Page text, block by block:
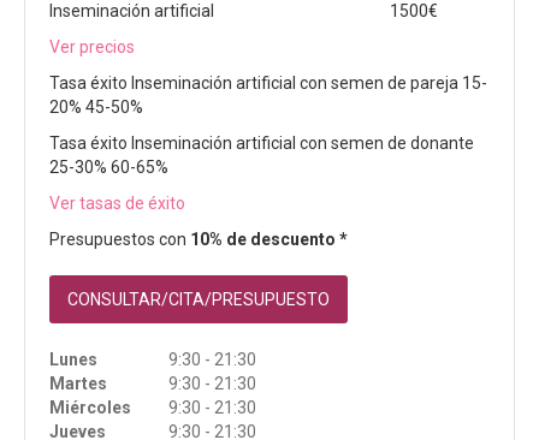
Inseminación artificial
1500€
Ver precios
Tasa éxito Inseminación artificial con semen de pareja 15-
20% 45-50%
Tasa éxito Inseminación artificial con semen de donante
25-30% 60-65%
Ver tasas de éxito
Presupuestos con 10% de descuento *
CONSULTAR/CITA/PRESUPUESTO
Lunes
9:30 - 21:30
Martes
9:30 - 21:30
Miércoles
9:30 - 21:30
Jueves
9:30 - 21:30